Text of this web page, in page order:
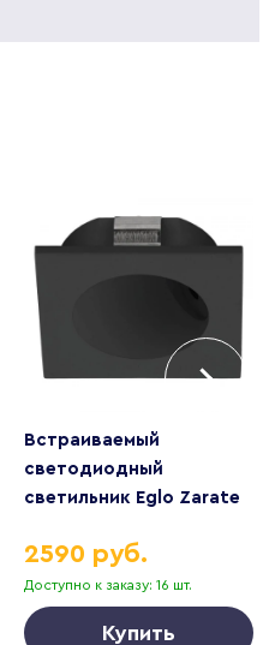
Встраиваемый
светодиодный
светильник Eglo Zarate
Доступно к заказу: 16 шт.
2590 руб.
Купить